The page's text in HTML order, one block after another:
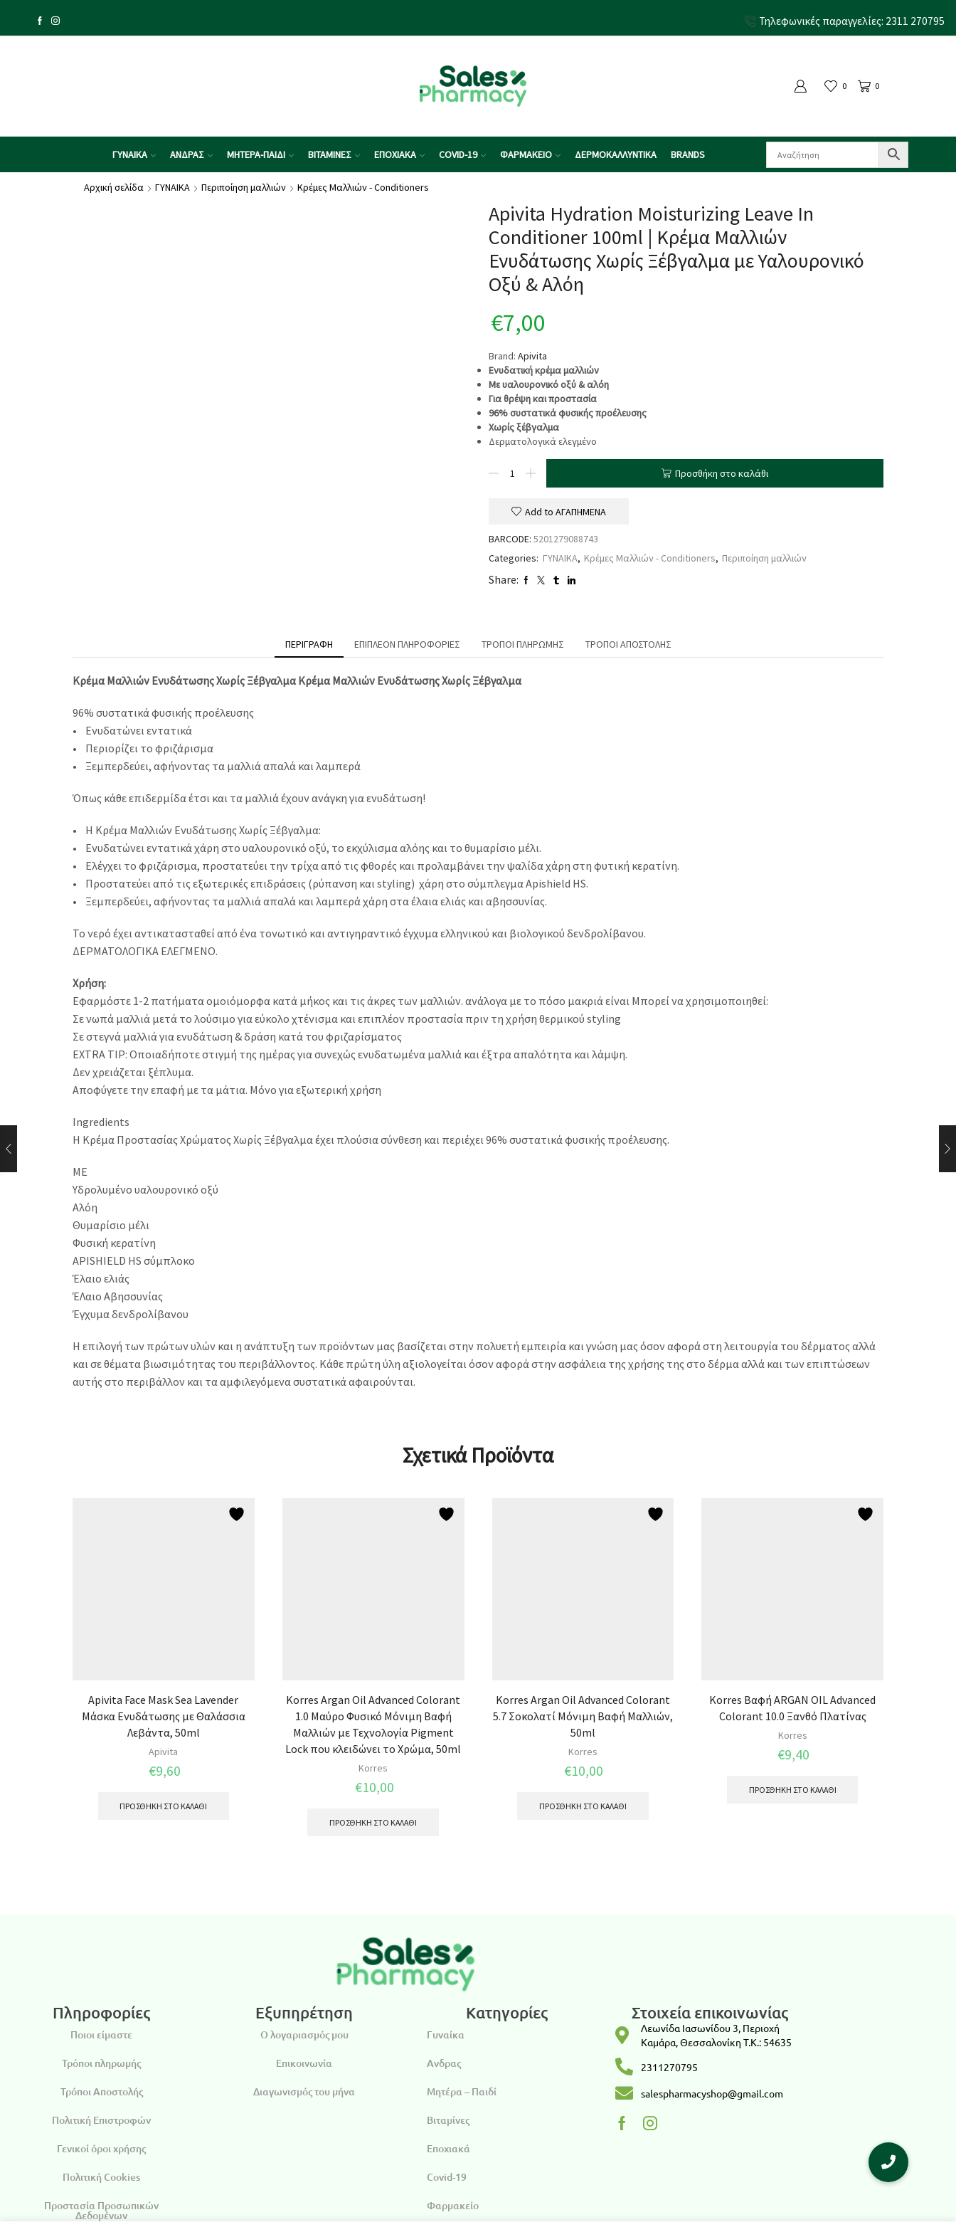
Τηλεφωνικές παραγγελίες: 2311 270795
0 0
ΓΥΝΑΙΚΑ ΑΝΔΡΑΣ ΜΗΤΕΡΑ-ΠΑΙΔΙ ΒΙΤΑΜΙΝΕΣ ΕΠΟΧΙΑΚΑ COVID-19 ΦΑΡΜΑΚΕΙΟ ΔΕΡΜΟΚΑΛΛΥΝΤΙΚΑ BRANDS
Αρχική σελίδα ΓΥΝΑΙΚΑ Περιποίηση μαλλιών Κρέμες Μαλλιών - Conditioners
Apivita Hydration Moisturizing Leave In
Conditioner 100ml | Κρέμα Μαλλιών
Ενυδάτωσης Χωρίς Ξέβγαλμα με Υαλουρονικό
Οξύ & Αλόη
€7,00
Brand: Apivita
Ενυδατική κρέμα μαλλιών
Με υαλουρονικό οξύ & αλόη
Για θρέψη και προστασία
96% συστατικά φυσικής προέλευσης
Χωρίς ξέβγαλμα
Δερματολογικά ελεγμένο
Προσθήκη στο καλάθι
Add to ΑΓΑΠΗΜΕΝΑ
BARCODE: 5201279088743
Categories: ΓΥΝΑΙΚΑ, Κρέμες Μαλλιών - Conditioners, Περιποίηση μαλλιών
Share:
ΠΕΡΙΓΡΑΦΉ ΕΠΙΠΛΈΟΝ ΠΛΗΡΟΦΟΡΊΕΣ ΤΡΌΠΟΙ ΠΛΗΡΩΜΉΣ ΤΡΌΠΟΙ ΑΠΟΣΤΟΛΉΣ
Κρέμα Μαλλιών Ενυδάτωσης Χωρίς Ξέβγαλμα Κρέμα Μαλλιών Ενυδάτωσης Χωρίς Ξέβγαλμα
96% συστατικά φυσικής προέλευσης
• Ενυδατώνει εντατικά
• Περιορίζει το φριζάρισμα
• Ξεμπερδεύει, αφήνοντας τα μαλλιά απαλά και λαμπερά
Όπως κάθε επιδερμίδα έτσι και τα μαλλιά έχουν ανάγκη για ενυδάτωση!
• Η Κρέμα Μαλλιών Ενυδάτωσης Χωρίς Ξέβγαλμα:
• Ενυδατώνει εντατικά χάρη στο υαλουρονικό οξύ, το εκχύλισμα αλόης και το θυμαρίσιο μέλι.
• Ελέγχει το φριζάρισμα, προστατεύει την τρίχα από τις φθορές και προλαμβάνει την ψαλίδα χάρη στη φυτική κερατίνη.
• Προστατεύει από τις εξωτερικές επιδράσεις (ρύπανση και styling) χάρη στο σύμπλεγμα Apishield HS.
• Ξεμπερδεύει, αφήνοντας τα μαλλιά απαλά και λαμπερά χάρη στα έλαια ελιάς και αβησσυνίας.
Το νερό έχει αντικατασταθεί από ένα τονωτικό και αντιγηραντικό έγχυμα ελληνικού και βιολογικού δενδρολίβανου.
ΔΕΡΜΑΤΟΛΟΓΙΚΑ ΕΛΕΓΜΕΝΟ.
Χρήση:
Εφαρμόστε 1-2 πατήματα ομοιόμορφα κατά μήκος και τις άκρες των μαλλιών. ανάλογα με το πόσο μακριά είναι Μπορεί να χρησιμοποιηθεί:
Σε νωπά μαλλιά μετά το λούσιμο για εύκολο χτένισμα και επιπλέον προστασία πριν τη χρήση θερμικού styling
Σε στεγνά μαλλιά για ενυδάτωση & δράση κατά του φριζαρίσματος
EXTRA TIP: Οποιαδήποτε στιγμή της ημέρας για συνεχώς ενυδατωμένα μαλλιά και έξτρα απαλότητα και λάμψη.
Δεν χρειάζεται ξέπλυμα.
Αποφύγετε την επαφή με τα μάτια. Μόνο για εξωτερική χρήση
Ingredients
Η Κρέμα Προστασίας Χρώματος Χωρίς Ξέβγαλμα έχει πλούσια σύνθεση και περιέχει 96% συστατικά φυσικής προέλευσης.
ΜΕ
Υδρολυμένο υαλουρονικό οξύ
Αλόη
Θυμαρίσιο μέλι
Φυσική κερατίνη
APISHIELD HS σύμπλοκο
Έλαιο ελιάς
ΈΛαιο Αβησσυνίας
Έγχυμα δενδρολίβανου
Η επιλογή των πρώτων υλών και η ανάπτυξη των προϊόντων μας βασίζεται στην πολυετή εμπειρία και γνώση μας όσον αφορά στη λειτουργία του δέρματος αλλά
και σε θέματα βιωσιμότητας του περιβάλλοντος. Κάθε πρώτη ύλη αξιολογείται όσον αφορά στην ασφάλεια της χρήσης της στο δέρμα αλλά και των επιπτώσεων
αυτής στο περιβάλλον και τα αμφιλεγόμενα συστατικά αφαιρούνται.
Σχετικά Προϊόντα
Apivita Face Mask Sea Lavender
Μάσκα Ενυδάτωσης με Θαλάσσια
Λεβάντα, 50ml
Apivita
€9,60
ΠΡΟΣΘΉΚΗ ΣΤΟ ΚΑΛΆΘΙ
Korres Argan Oil Advanced Colorant
1.0 Μαύρο Φυσικό Μόνιμη Βαφή
Μαλλιών με Τεχνολογία Pigment
Lock που κλειδώνει το Χρώμα, 50ml
Korres
€10,00
ΠΡΟΣΘΉΚΗ ΣΤΟ ΚΑΛΆΘΙ
Korres Argan Oil Advanced Colorant
5.7 Σοκολατί Μόνιμη Βαφή Μαλλιών,
50ml
Korres
€10,00
ΠΡΟΣΘΉΚΗ ΣΤΟ ΚΑΛΆΘΙ
Korres Βαφή ARGAN OIL Advanced
Colorant 10.0 Ξανθό Πλατίνας
Korres
€9,40
ΠΡΟΣΘΉΚΗ ΣΤΟ ΚΑΛΆΘΙ
Πληροφορίες
Ποιοι είμαστε
Τρόποι πληρωμής
Τρόποι Αποστολής
Πολιτική Επιστροφών
Γενικοί όροι χρήσης
Πολιτική Cookies
Προστασία Προσωπικών
Δεδομένων
Εξυπηρέτηση
Ο λογαριασμός μου
Επικοινωνία
Διαγωνισμός του μήνα
Κατηγορίες
Γυναίκα
Ανδρας
Μητέρα – Παιδί
Βιταμίνες
Εποχιακά
Covid-19
Φαρμακείο
Στοιχεία επικοινωνίας
Λεωνίδα Ιασωνίδου 3, Περιοχή
Καμάρα, Θεσσαλονίκη T.K.: 54635
2311270795
salespharmacyshop@gmail.com